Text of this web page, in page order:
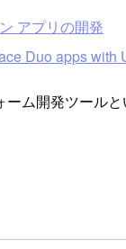
アプリの開発
Duo apps with
ム開発ツール